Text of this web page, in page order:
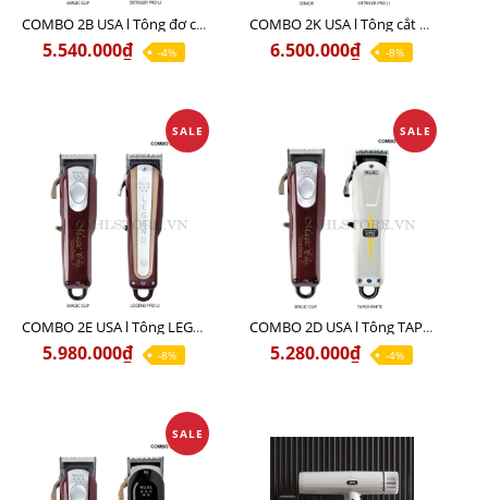
COMBO 2B USA l Tông đơ cắt Magic clip Red + Tông đơ viền Detailer Pro Li
5.540.000₫ -4%
COMBO 2K USA l Tông cắt SENIOR +Tông viền DETAILER PRO LI
6.500.000₫ -8%
SALE
COMBO 2E USA l Tông LEGEND PRO LI + Tông MAGIC CLIP
5.980.000₫ -8%
SALE
COMBO 2D USA l Tông TAPER WHITE + Tông MAGIC CLIP
5.280.000₫ -4%
SALE